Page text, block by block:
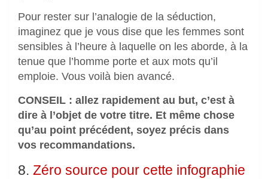
Pour rester sur l’analogie de la séduction,
imaginez que je vous dise que les femmes sont
sensibles à l’heure à laquelle on les aborde, à la
tenue que l’homme porte et aux mots qu’il
emploie. Vous voilà bien avancé.
CONSEIL : allez rapidement au but, c’est à
dire à l’objet de votre titre. Et même chose
qu’au point précédent, soyez précis dans
vos recommandations.
8. Zéro source pour cette infographie